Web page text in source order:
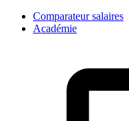
Comparateur salaires
Académie